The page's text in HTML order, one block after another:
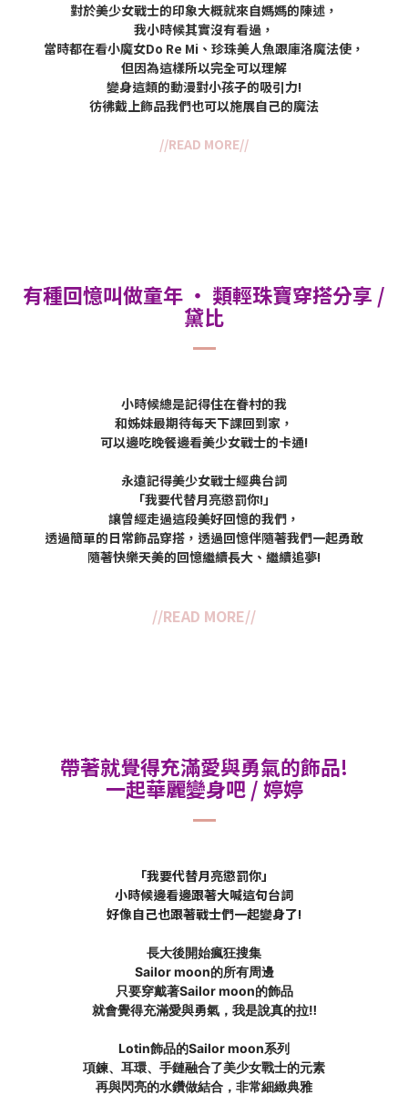
對於美少女戰士的印象大概就來自媽媽的陳述，
我小時候其實沒有看過，
當時都在看小魔女Do Re Mi、珍珠美人魚跟庫洛魔法使，
但因為這樣所以完全可以理解
變身這類的動漫對小孩子的吸引力!
彷彿戴上飾品我們也可以施展自己的魔法
//READ MORE//
有種回憶叫做童年 ‧ 類輕珠寶穿搭分享 /
黛比
小時候總是記得住在眷村的我
和姊妹最期待每天下課回到家，
可以邊吃晚餐邊看美少女戰士的卡通!
永遠記得美少女戰士經典台詞
「我要代替月亮懲罰你!」
讓曾經走過這段美好回憶的我們，
透過簡單的日常飾品穿搭，透過回憶伴隨著我們一起勇敢
隨著快樂天美的回憶繼續長大、繼續追夢!
//READ MORE//
帶著就覺得充滿愛與勇氣的飾品!
一起華麗變身吧 / 婷婷
「我要代替月亮懲罰你」
小時候邊看邊跟著大喊這句台詞
好像自己也跟著戰士們一起變身了!
長大後開始瘋狂搜集
Sailor moon的所有周邊
只要穿戴著Sailor moon的飾品
就會覺得充滿愛與勇氣， 我是說真的拉‼️
Lotin飾品的Sailor moon系列
項鍊、耳環、手鏈融合了美少女戰士的元素
再與閃亮的水鑽做結合， 非常細緻典雅